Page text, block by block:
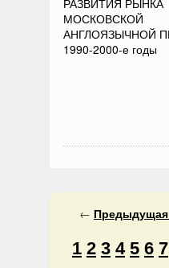
← Предыдущая
1 2 3 4 5 6 7